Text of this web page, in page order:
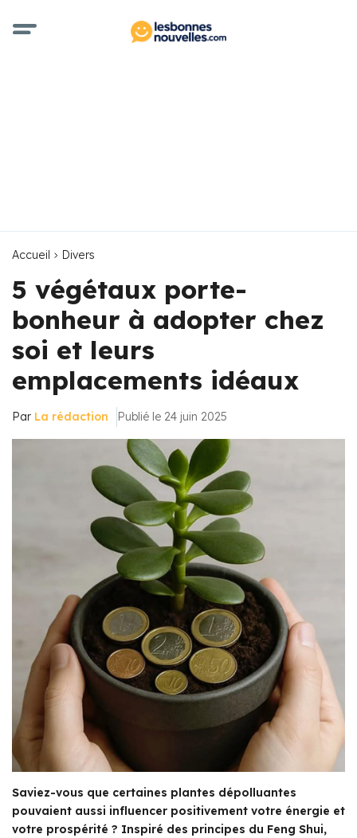
Accueil Divers
5 végétaux porte-
bonheur à adopter chez
soi et leurs
emplacements idéaux
Par La rédaction Publié le 24 juin 2025
Saviez-vous que certaines plantes dépolluantes
pouvaient aussi influencer positivement votre énergie et
votre prospérité ? Inspiré des principes du Feng Shui,